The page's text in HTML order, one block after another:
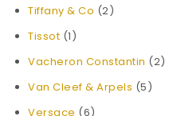
Tiffany & Co (2)
Tissot (1)
Vacheron Constantin (2)
Van Cleef & Arpels (5)
Versace (6)